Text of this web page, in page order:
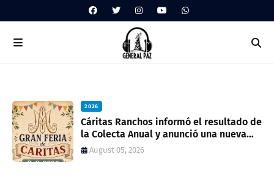
2026
Cáritas Ranchos informó el resultado de
la Colecta Anual y anunció una nueva
feria solidaria
August 05, 2026